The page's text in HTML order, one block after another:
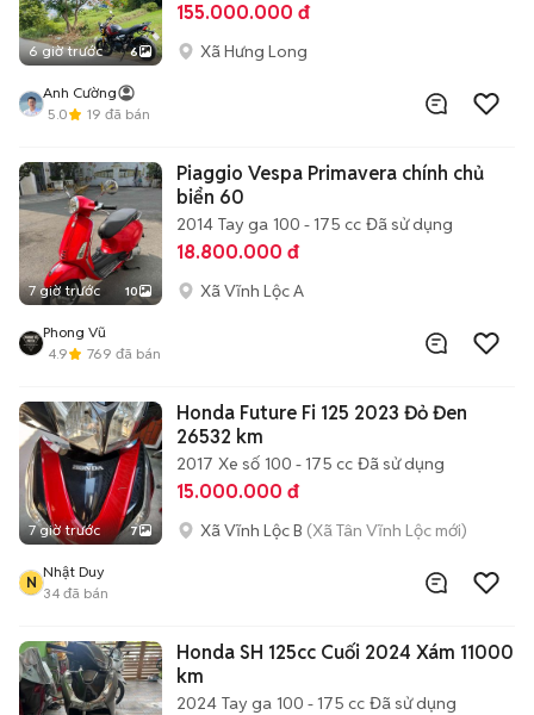
6 giờ trước 6
155.000.000 đ
Xã Hưng Long
Anh Cường
5.0
19 đã bán
7 giờ trước 10
Piaggio Vespa Primavera chính chủ
biển 60
2014 Tay ga 100 - 175 cc Đã sử dụng
18.800.000 đ
Xã Vĩnh Lộc A
Phong Vũ
4.9
769 đã bán
7 giờ trước 7
Honda Future Fi 125 2023 Đỏ Đen
26532 km
2017 Xe số 100 - 175 cc Đã sử dụng
15.000.000 đ
Xã Vĩnh Lộc B (Xã Tân Vĩnh Lộc mới)
N
Nhật Duy
34 đã bán
Honda SH 125cc Cuối 2024 Xám 11000
km
2024 Tay ga 100 - 175 cc Đã sử dụng